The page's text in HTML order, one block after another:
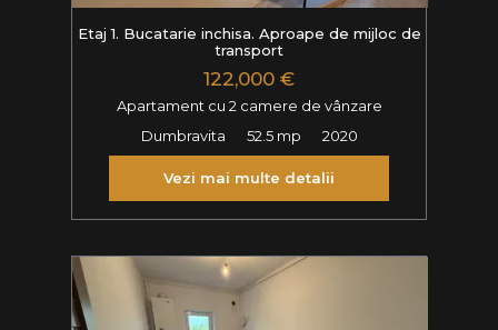
Etaj 1. Bucatarie inchisa. Aproape de mijloc de
transport
122,000 €
Apartament cu 2 camere de vânzare
Dumbravita
52.5 mp 2020
Vezi mai multe detalii